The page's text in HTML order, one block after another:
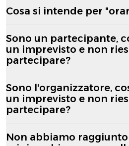
Cosa si intende per
Sono un partecipante,
un imprevisto e non
partecipare?
Sono l'organizzatore,
un imprevisto e non
partecipare?
Non abbiamo